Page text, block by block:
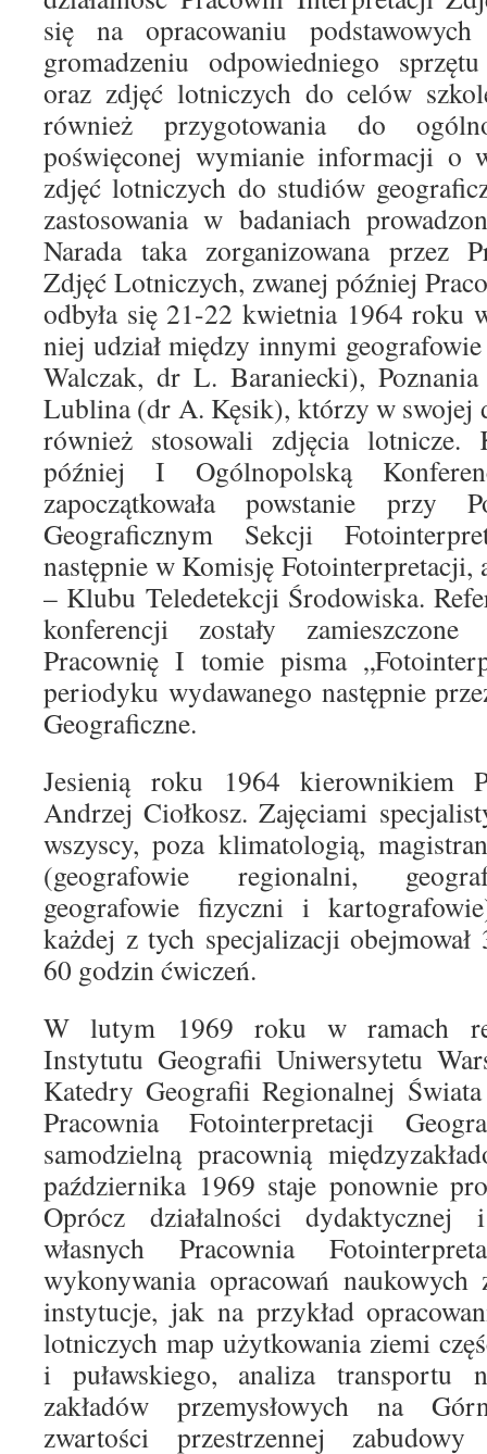
się na opracowaniu
gromadzeniu odpowiedniego
oraz zdjęć lotniczych do celów
również przygotowania do
poświęconej wymianie informacji o
zdjęć lotniczych do studiów
zastosowania w badaniach
Narada taka zorganizowana przez
Zdjęć Lotniczych, zwanej później
odbyła się 21-22 kwietnia 1964 roku
niej udział między innymi
Walczak, dr L. Baraniecki),
Lublina (dr A. Kęsik), którzy w swojej
również stosowali zdjęcia lotnicze.
później I Ogólnopolską
zapoczątkowała powstanie przy
Geograficznym Sekcji
następnie w Komisję Fotointerpretacji,
– Klubu Teledetekcji Środowiska.
konferencji zostały
Pracownię I tomie pisma
periodyku wydawanego następnie
Geograficzne.
Jesienią roku 1964 kierownikiem
Andrzej Ciołkosz. Zajęciami
wszyscy, poza klimatologią,
(geografowie regionalni,
geografowie fizyczni i
każdej z tych specjalizacji
60 godzin ćwiczeń.
W lutym 1969 roku w ramach
Instytutu Geografii Uniwersytetu
Katedry Geografii Regionalnej
Pracownia Fotointerpretacji
samodzielną pracownią
października 1969 staje ponownie
Oprócz działalności dydaktycznej
własnych Pracownia
wykonywania opracowań naukowych
instytucje, jak na przykład
lotniczych map użytkowania ziemi
i puławskiego, analiza transportu
zakładów przemysłowych na
zwartości przestrzennej